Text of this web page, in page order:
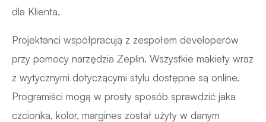
dla Klienta.
Projektanci współpracują z zespołem developerów
przy pomocy narzędzia Zeplin. Wszystkie makiety wraz
z wytycznymi dotyczącymi stylu dostępne są online.
Programiści mogą w prosty sposób sprawdzić jaka
czcionka, kolor, margines został użyty w danym